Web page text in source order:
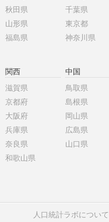
秋田県
山形県
福島県
千葉県
東京都
神奈川県
関西
滋賀県
京都府
大阪府
兵庫県
奈良県
和歌山県
中国
鳥取県
島根県
岡山県
広島県
山口県
人口統計ラボについて